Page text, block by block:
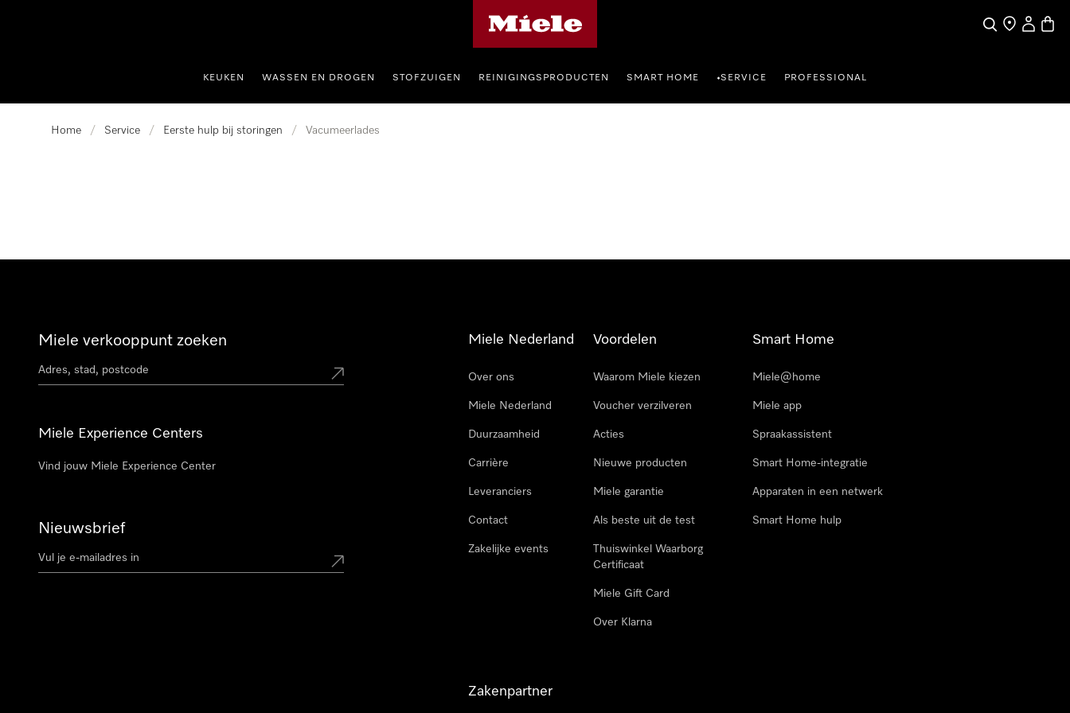
Wat zoek je?
Dealer zoeken
Mijn
KEUKEN WASSEN EN DROGEN STOFZUIGEN REINIGINGSPRODUCTEN SMART HOME •SERVICE PROFESSIONAL
Home / Service / Eerste hulp bij storingen / Vacumeerlades
Miele verkooppunt zoeken
Miele Experience Centers
Vind jouw Miele Experience Center
Nieuwsbrief
Miele Nederland
Over ons
Miele Nederland
Duurzaamheid
Carrière
Leveranciers
Contact
Zakelijke events
Voordelen
Waarom Miele kiezen
Voucher verzilveren
Acties
Nieuwe producten
Miele garantie
Als beste uit de test
Thuiswinkel Waarborg
Certificaat
Miele Gift Card
Over Klarna
Smart Home
Miele@home
Miele app
Spraakassistent
Smart Home-integratie
Apparaten in een netwerk
Smart Home hulp
Zakenpartner